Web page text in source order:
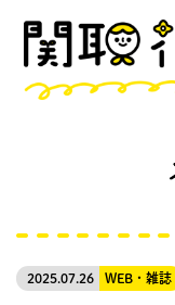
2025.07.26 WEB・雑誌